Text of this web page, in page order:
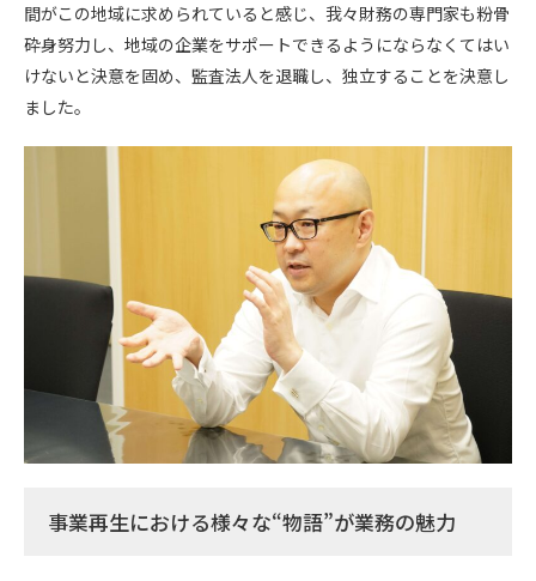
間がこの地域に求められていると感じ、我々財務の専門家も粉骨
砕身努力し、地域の企業をサポートできるようにならなくてはい
けないと決意を固め、監査法人を退職し、独立することを決意し
ました。
事業再生における様々な“物語”が業務の魅力